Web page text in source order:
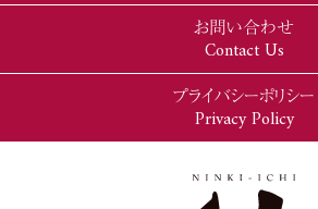
お問い合わせ
Contact Us
プライバシーポリシー
Privacy Policy